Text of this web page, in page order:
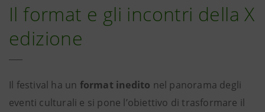
Il format e gli incontri della X
edizione
Il festival ha un format inedito nel panorama degli
eventi culturali e si pone l’obiettivo di trasformare il